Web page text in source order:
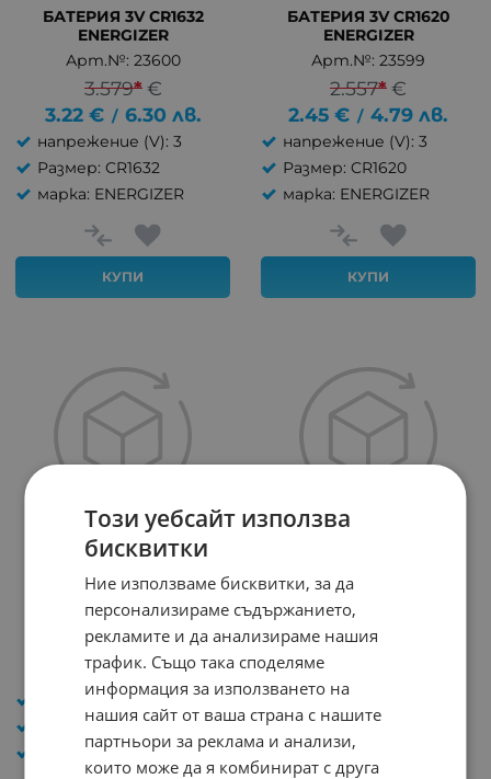
БАТЕРИЯ 3V CR1632
ENERGIZER
Арт.№: 23600
3.579* €
3.22 € / 6.30 лв.
напрежение (V): 3
Размер: CR1632
марка: ENERGIZER
КУПИ
БАТЕРИЯ 3V CR1620
ENERGIZER
Арт.№: 23599
2.557*€
2.45 € / 4.79 лв.
напрежение (V): 3
Размер: CR1620
марка: ENERGIZER
КУПИ
БАТЕРИЯ 3V CR1616
ENERGIZER
Арт.№: 23598
2.560* €
€ / 4.79 лв.
напрежение (V): 3
Размер: CR1616
марка: ENERGIZER
ENERGIZER
Арт.№: 23597
2.454
2.30
напрежение (V): 3
Размер: CR1220
марка: ENERGIZER
Този уебсайт използва
бисквитки
Ние използваме бисквитки, за да
персонализираме съдържанието,
рекламите и да анализираме нашия
трафик. Също така споделяме
информация за използването на
нашия сайт от ваша страна с нашите
партньори за реклама и анализи,
които може да я комбинират с друга